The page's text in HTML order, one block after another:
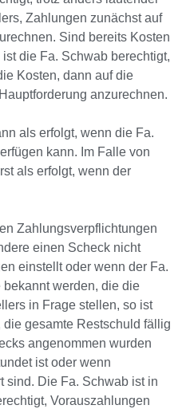
Zahlungen zunächst auf
Sind bereits Kosten
die Fa. Schwab berechtigt,
Kosten, dann auf die
anzurechnen.
als erfolgt, wenn die Fa.
kann. Im Falle von
als erfolgt, wenn der
Zahlungsverpflichtungen
einen Scheck nicht
einstellt oder wenn der Fa.
werden, die die
in Frage stellen, so ist
gesamte Restschuld fällig
angenommen wurden
ist oder wenn
sind. Die Fa. Schwab ist in
Vorauszahlungen